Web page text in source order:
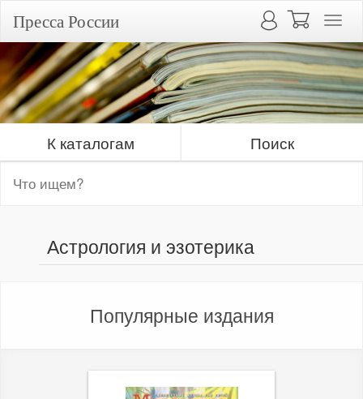
Пресса России
К каталогам Поиск
Астрология и эзотерика
Популярные издания